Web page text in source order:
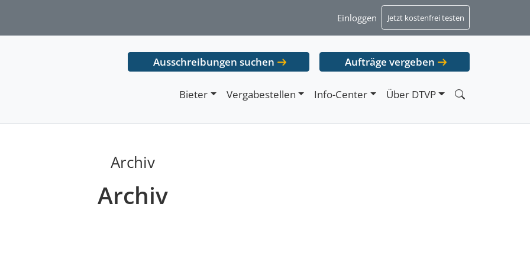
Einloggen Jetzt kostenfrei testen
Ausschreibungen suchen Aufträge vergeben
Bieter Vergabestellen Info-Center Über DTVP
Archiv
Archiv